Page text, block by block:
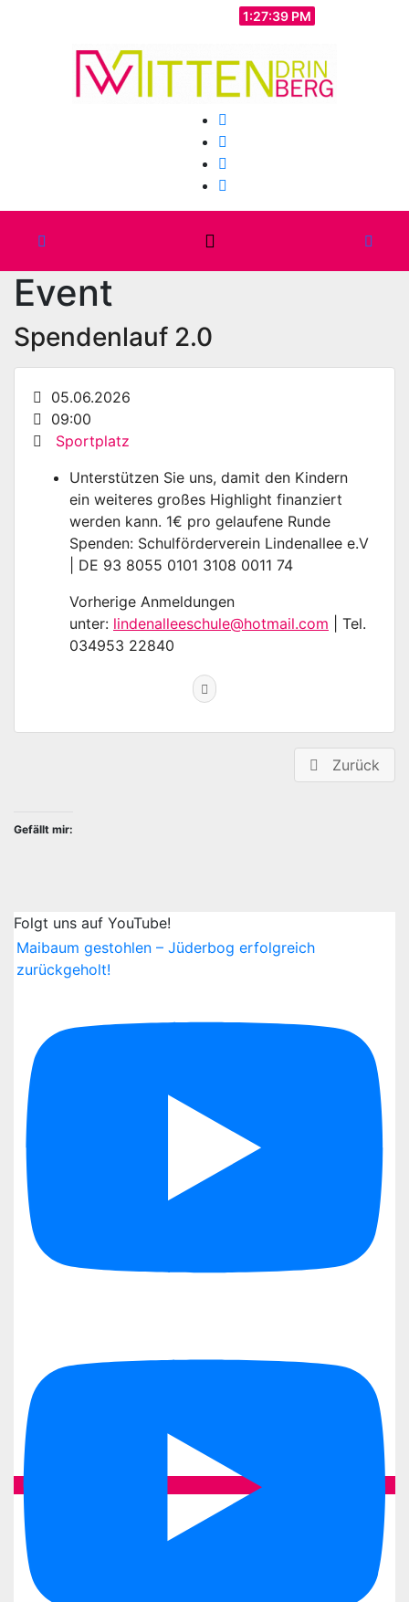
1:27:40 PM
Event
Spendenlauf 2.0
05.06.2026
09:00
Sportplatz
Unterstützen Sie uns, damit den Kindern
ein weiteres großes Highlight finanziert
werden kann. 1€ pro gelaufene Runde
Spenden: Schulförderverein Lindenallee e.V
| DE 93 8055 0101 3108 0011 74
Vorherige Anmeldungen
unter: lindenalleeschule@hotmail.com | Tel.
034953 22840
Zurück
Gefällt mir:
Folgt uns auf YouTube!
Maibaum gestohlen – Jüderbog erfolgreich
zurückgeholt!